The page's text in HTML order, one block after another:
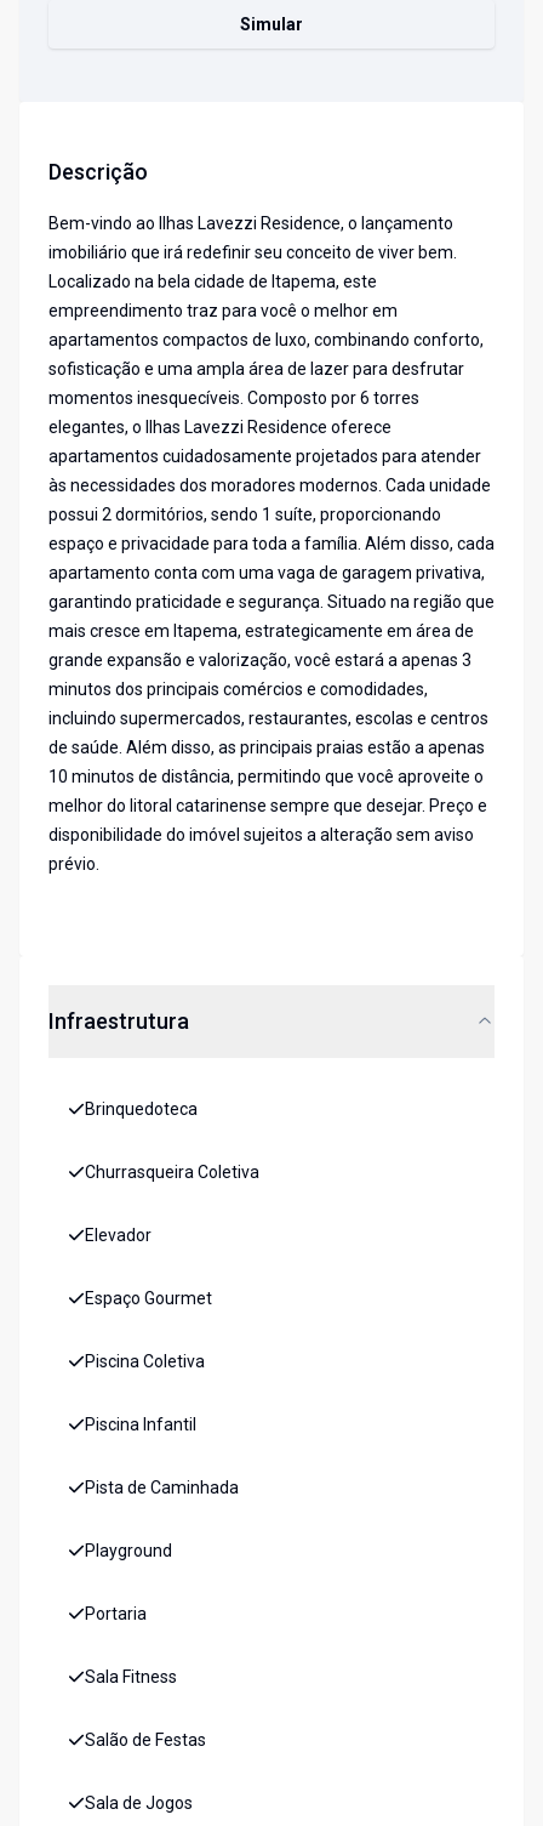
Simular
Descrição
Bem-vindo ao Ilhas Lavezzi Residence, o lançamento
imobiliário que irá redefinir seu conceito de viver bem.
Localizado na bela cidade de Itapema, este
empreendimento traz para você o melhor em
apartamentos compactos de luxo, combinando conforto,
sofisticação e uma ampla área de lazer para desfrutar
momentos inesquecíveis. Composto por 6 torres
elegantes, o Ilhas Lavezzi Residence oferece
apartamentos cuidadosamente projetados para atender
às necessidades dos moradores modernos. Cada unidade
possui 2 dormitórios, sendo 1 suíte, proporcionando
espaço e privacidade para toda a família. Além disso, cada
apartamento conta com uma vaga de garagem privativa,
garantindo praticidade e segurança. Situado na região que
mais cresce em Itapema, estrategicamente em área de
grande expansão e valorização, você estará a apenas 3
minutos dos principais comércios e comodidades,
incluindo supermercados, restaurantes, escolas e centros
de saúde. Além disso, as principais praias estão a apenas
10 minutos de distância, permitindo que você aproveite o
melhor do litoral catarinense sempre que desejar. Preço e
disponibilidade do imóvel sujeitos a alteração sem aviso
prévio.
Infraestrutura
Brinquedoteca
Churrasqueira Coletiva
Elevador
Espaço Gourmet
Piscina Coletiva
Piscina Infantil
Pista de Caminhada
Playground
Portaria
Sala Fitness
Salão de Festas
Sala de Jogos